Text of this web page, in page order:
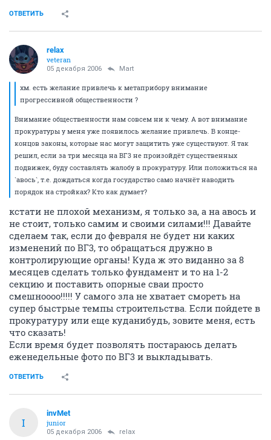
ОТВЕТИТЬ
relax
veteran
05 декабря 2006 Mart
хм. есть желание привлечь к метаприбору внимание
прогрессивной общественности ?
Внимание общественности нам совсем ни к чему. А вот внимание
прокуратуры у меня уже появилось желание привлечь. В конце-
концов законы, которые нас могут защитить уже существуют. Я так
решил, если за три месяца на ВГ3 не произойдёт существенных
подвижек, буду составлять жалобу в прокуратуру. Или положиться на
`авось`, т.е. дождаться когда государство само начнёт наводить
порядок на стройках? Кто как думает?
кстати не плохой механизм, я только за, а на авось и
не стоит, только самим и своими силами!!! Давайте
сделаем так, если до февраля не будет ни каких
изменений по ВГ3, то обращаться дружно в
контролирующие органы! Куда ж это виданно за 8
месяцев сделать только фундамент и то на 1-2
секцию и поставить опорные сваи просто
смешноооо!!!!! У самого зла не хватает смореть на
супер быстрые темпы строительства. Если пойдете в
прокуратуру или еще куданибудь, зовите меня, есть
что сказать!
Если время будет позволять постараюсь делать
еженедельные фото по ВГ3 и выкладывать.
ОТВЕТИТЬ
I
invMet
junior
05 декабря 2006 relax